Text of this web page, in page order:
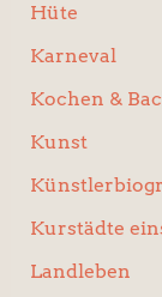
Hüte
Karneval
Kochen &
Kunst
Kurstädte
Landleben